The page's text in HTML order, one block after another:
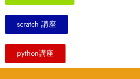
scratch 講座
python講座